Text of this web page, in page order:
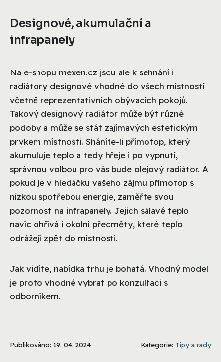
Designové, akumulační a
infrapanely
Na e-shopu mexen.cz jsou ale k sehnání i
radiátory designové vhodné do všech místností
včetně reprezentativních obývacích pokojů.
Takový designový radiátor může být různé
podoby a může se stát zajímavých estetickým
prvkem místnosti. Sháníte-li přímotop, který
akumuluje teplo a tedy hřeje i po vypnutí,
správnou volbou pro vás bude olejový radiátor. A
pokud je v hledáčku vašeho zájmu přímotop s
nízkou spotřebou energie, zaměřte svou
pozornost na infrapanely. Jejich sálavé teplo
navíc ohřívá i okolní předměty, které teplo
odrážejí zpět do místnosti.
Jak vidíte, nabídka trhu je bohatá. Vhodný model
je proto vhodné vybrat po konzultaci s
odborníkem.
Publikováno: 19. 04. 2024 Kategorie: Tipy a rady